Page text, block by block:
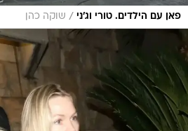
פאן עם הילדים. טורי וג'ני / שוקה כהן